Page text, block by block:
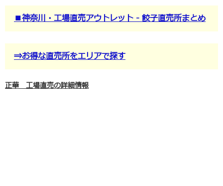
■神奈川・工場直売アウトレット - 餃子直売所まとめ
⇒お得な直売所をエリアで探す
正華 工場直売の詳細情報